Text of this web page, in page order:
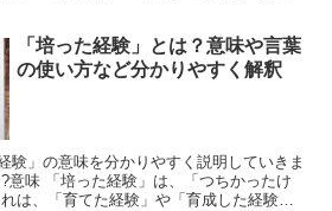
「培った経験」とは？意味や言葉
の使い方など分かりやすく解釈
験」の意味を分かりやすく説明していきま
意味 「培った経験」は、「つちかったけ
は、「育てた経験」や「育成した経験」